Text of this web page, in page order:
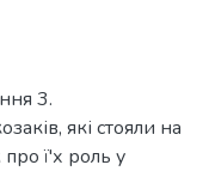
3.
які стояли на
про ї'х роль у